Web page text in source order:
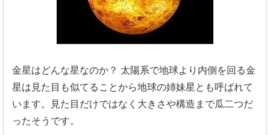
金星はどんな星なのか？ 太陽系で地球より内側を回る金
星は見た目も似てることから地球の姉妹星とも呼ばれて
います。見た目だけではなく大きさや構造まで瓜二つだ
ったそうです。